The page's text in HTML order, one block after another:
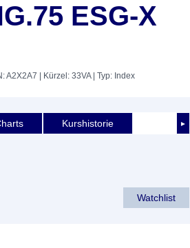
ESG-X
A2X2A7 | Kürzel: 33VA| Typ: Index
►
Kurshistorie
Watchlist